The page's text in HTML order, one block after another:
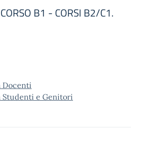
B1 - CORSI B2/C1.
Docenti
Studenti e Genitori